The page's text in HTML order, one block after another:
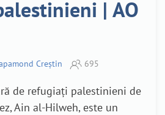
| AO
Creștin 695
de refugiați palestinieni de
Ain al-Hilweh, este un